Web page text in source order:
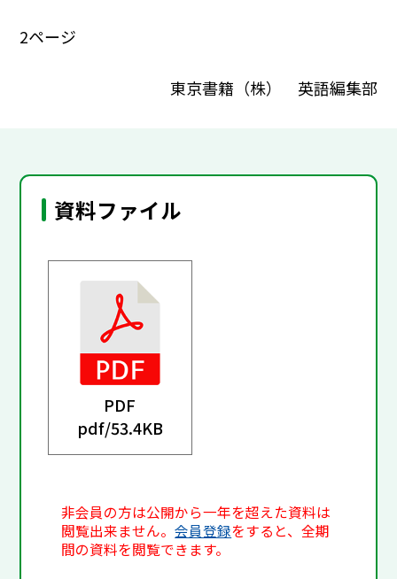
2ページ
東京書籍（株） 英語編集部
資料ファイル
PDF
pdf/53.4KB
非会員の方は公開から一年を超えた資料は
閲覧出来ません。会員登録をすると、全期
間の資料を閲覧できます。